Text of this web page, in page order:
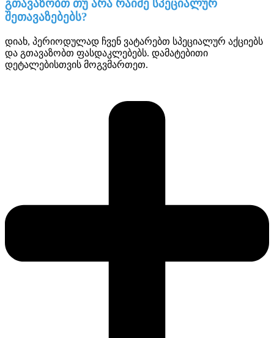
გთავაზობთ თუ არა რაიმე სპეციალურ
შეთავაზებებს?
დიახ, პერიოდულად ჩვენ ვატარებთ სპეციალურ აქციებს
და გთავაზობთ ფასდაკლებებს. დამატებითი
დეტალებისთვის მოგვმართეთ.